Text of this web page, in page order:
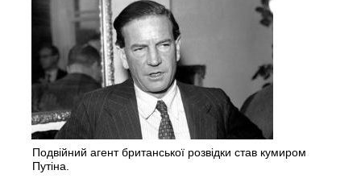
Подвійний агент британської розвідки став кумиром
Путіна.